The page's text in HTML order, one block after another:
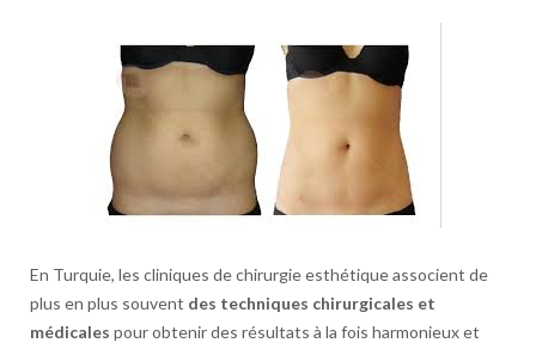
En Turquie, les cliniques de chirurgie esthétique associent de
plus en plus souvent des techniques chirurgicales et
médicales pour obtenir des résultats à la fois harmonieux et